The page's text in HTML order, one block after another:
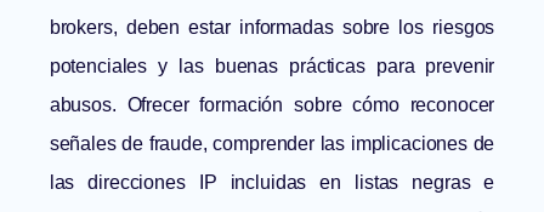
brokers, deben estar informadas sobre los riesgos
potenciales y las buenas prácticas para prevenir
abusos. Ofrecer formación sobre cómo reconocer
señales de fraude, comprender las implicaciones de
las direcciones IP incluidas en listas negras e